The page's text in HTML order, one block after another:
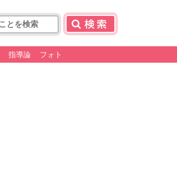
指導論 フォト